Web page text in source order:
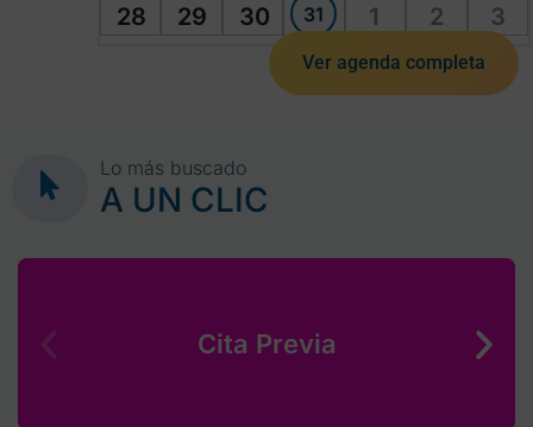
28 29 30 31 1 2 3
Ver agenda completa
Lo más buscado
A UN CLIC
Cita Previa